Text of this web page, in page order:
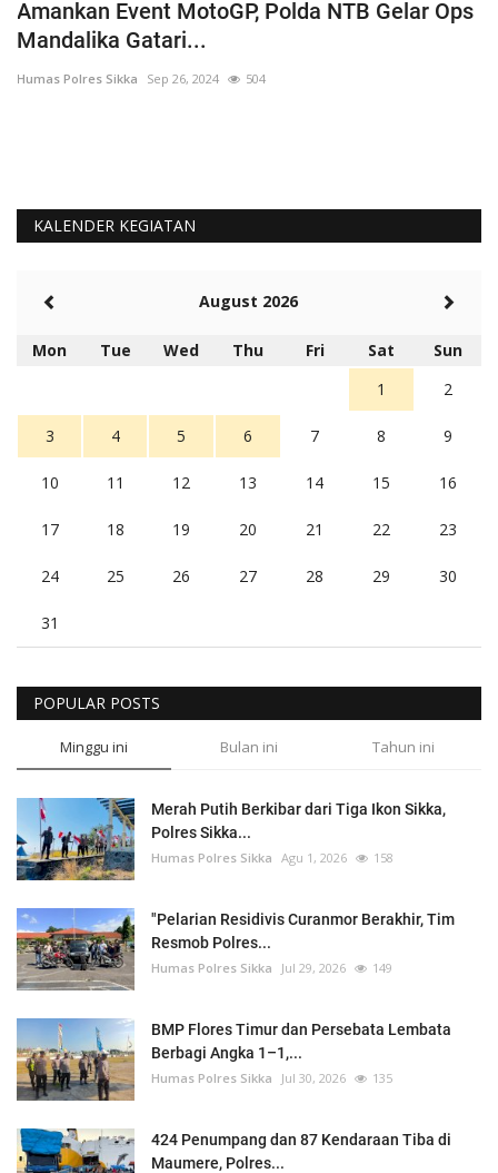
Amankan Event MotoGP, Polda NTB Gelar Ops
Mandalika Gatari...
Humas Polres Sikka Sep 26, 2024 504
KALENDER KEGIATAN
August 2026
Mon Tue Wed Thu Fri Sat
Sun
1
2
3 4 5 6 7 8 9
10 11 12 13 14 15 16
17 18 19 20 21 22 23
24 25 26 27 28 29 30
31
POPULAR POSTS
Minggu ini Bulan ini Tahun ini
Merah Putih Berkibar dari Tiga Ikon Sikka,
Polres Sikka...
Humas Polres Sikka Agu 1, 2026 158
"Pelarian Residivis Curanmor Berakhir, Tim
Resmob Polres...
Humas Polres Sikka Jul 29, 2026 149
BMP Flores Timur dan Persebata Lembata
Berbagi Angka 1–1,...
Humas Polres Sikka Jul 30, 2026 135
424 Penumpang dan 87 Kendaraan Tiba di
Maumere, Polres...